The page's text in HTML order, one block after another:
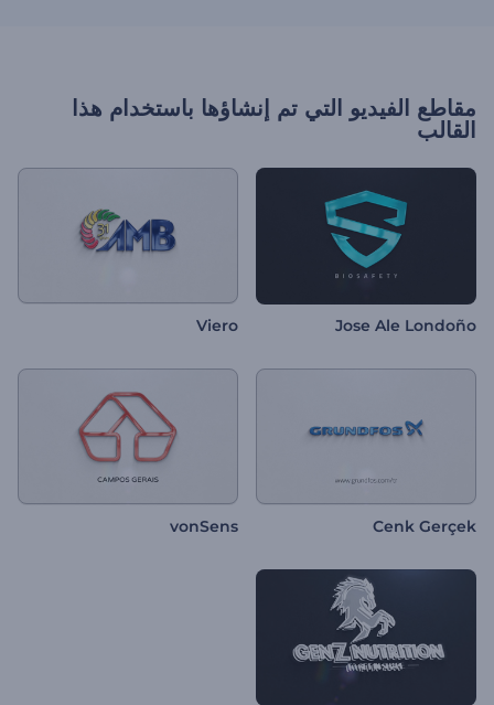
مقاطع الفيديو التي تم إنشاؤها باستخدام هذا
القالب
Jose Ale Londoño
Viero
Cenk Gerçek
vonSens